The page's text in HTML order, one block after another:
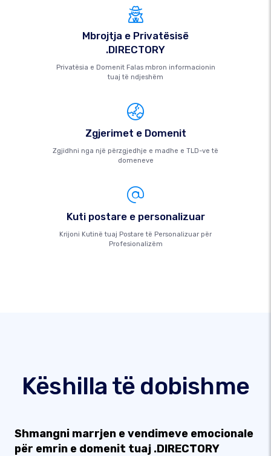
Mbrojtja e Privatësisë
.DIRECTORY
Privatësia e Domenit Falas mbron informacionin
tuaj të ndjeshëm
Zgjerimet e Domenit
Zgjidhni nga një përzgjedhje e madhe e TLD-ve të
domeneve
Kuti postare e personalizuar
Krijoni Kutinë tuaj Postare të Personalizuar për
Profesionalizëm
Këshilla të dobishme
Shmangni marrjen e vendimeve emocionale
për emrin e domenit tuaj .DIRECTORY